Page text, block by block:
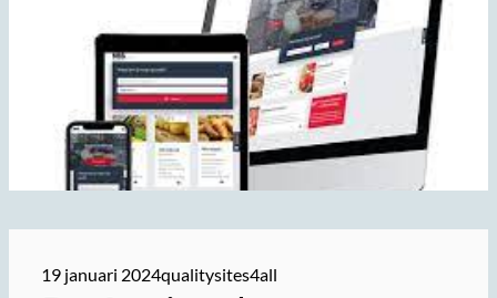
19 januari 2024qualitysites4all